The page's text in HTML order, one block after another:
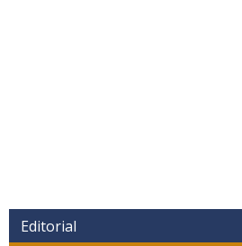
Editorial